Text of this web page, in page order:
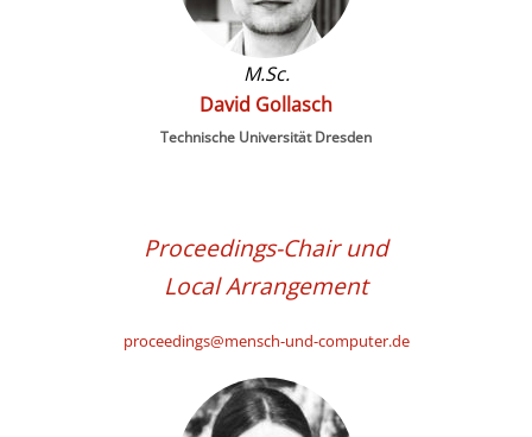
M.Sc.
David Gollasch
Technische Universität Dresden
Proceedings-Chair und
Local Arrangement
proceedings@mensch-und-computer.de